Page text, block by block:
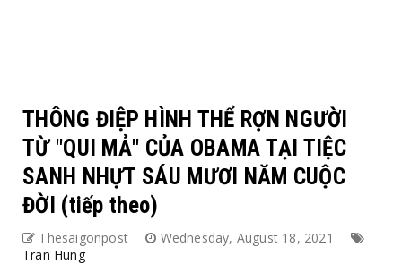
THÔNG ĐIỆP HÌNH THỂ RỢN NGƯỜI
TỪ "QUI MẢ" CỦA OBAMA TẠI TIỆC
SANH NHỰT SÁU MƯƠI NĂM CUỘC
ĐỜI (tiếp theo)
Thesaigonpost
Wednesday, August 18, 2021
Tran Hung